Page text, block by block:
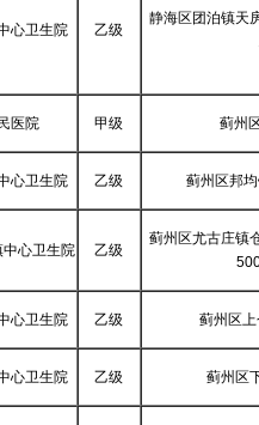
心卫生院 乙级
静海区团泊镇天
医院 甲级 蓟州
心卫生院 乙级 蓟州区邦
中心卫生院 乙级
蓟州区尤古庄镇
心卫生院 乙级 蓟州区
心卫生院 乙级 蓟州区